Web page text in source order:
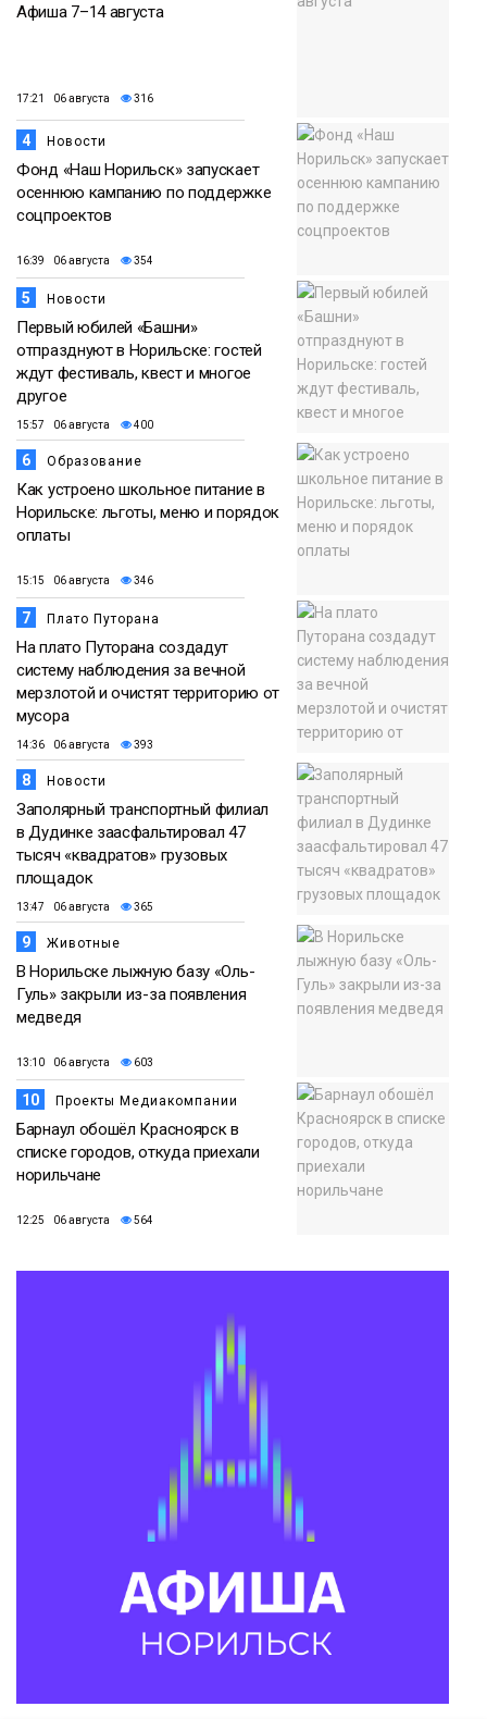
Афиша 7–14 августа
17:21 06 августа 316
4 Новости
Фонд «Наш Норильск» запускает
осеннюю кампанию по поддержке
соцпроектов
16:39 06 августа 354
5 Новости
Первый юбилей «Башни»
отпразднуют в Норильске: гостей
ждут фестиваль, квест и многое
другое
15:57 06 августа 400
6 Образование
Как устроено школьное питание в
Норильске: льготы, меню и порядок
оплаты
15:15 06 августа 346
7 Плато Путорана
На плато Путорана создадут
систему наблюдения за вечной
мерзлотой и очистят территорию от
мусора
14:36 06 августа 393
8 Новости
Заполярный транспортный филиал
в Дудинке заасфальтировал 47
тысяч «квадратов» грузовых
площадок
13:47 06 августа 365
9 Животные
В Норильске лыжную базу «Оль-
Гуль» закрыли из-за появления
медведя
13:10 06 августа 603
10 Проекты Медиакомпании
Барнаул обошёл Красноярск в
списке городов, откуда приехали
норильчане
12:25 06 августа 564